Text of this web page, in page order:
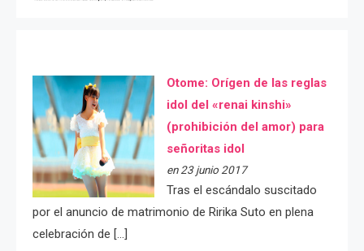
Otome: Orígen de las reglas
idol del «renai kinshi»
(prohibición del amor) para
señoritas idol
en 23 junio 2017
Tras el escándalo suscitado
por el anuncio de matrimonio de Ririka Suto en plena
celebración de […]